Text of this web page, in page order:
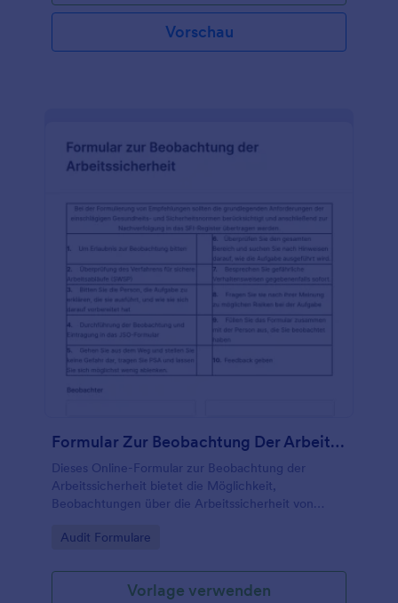
der Durchführung eines 5s-Audits beauftragt
wurde, aber auch von jedem anderen, der für die 5s
zuständig ist. Ein 5er-Auditformular ermöglicht es
lassen, indem Sie ein Smart PDF-Formular
verwenden. Das Formular wird dann wieder in Ihre
Verfahren erleben, ohne das Layout Ihres
ursprünglichen Formulars zu opfern. Verwenden Sie
das sichere 5s-Online-Auditformular von Jotform,
um den Auditprozess für Auditoren zu
vereinfachen.
Vorschau
Formular Zur Beobachtung Der Arbeitssicherheit
Dieses Online-Formular zur Beobachtung der
Arbeitssicherheit bietet die Möglichkeit,
Beobachtungen über die Arbeitssicherheit von
Go to Category:
Audit Formulare
Vorlage verwenden